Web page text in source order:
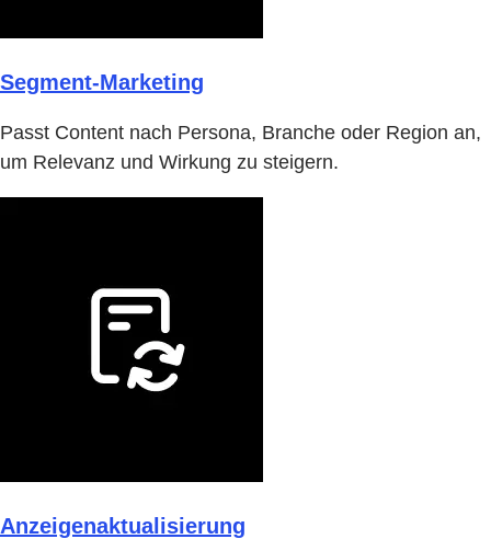
Segment-Marketing
Passt Content nach Persona, Branche oder Region an,
um Relevanz und Wirkung zu steigern.
Anzeigenaktualisierung